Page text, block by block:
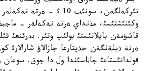
تئركةلگةن، سونئث 10 ئ -
وكئنئشتئسئ، مذنداي ةرتة نةكةلةر -
قاشؤمةن بايلانئستئ بولئپ وتئر. بذرئنعئ
ةرتة ذيلةنگةن جذپتارعا جازالاؤ شارالارئ
قولدانئستاعئ جاثاسئندا ول دا جوق.